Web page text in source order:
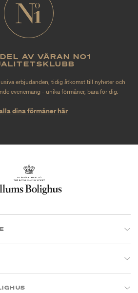
AV VÅRAN NO1
erbjudanden, tidig åtkomst till nyheter och
evenemang - unika förmåner, bara för dig.
dina förmåner här